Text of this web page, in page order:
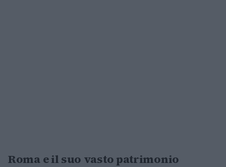
Roma e il suo vasto patrimonio